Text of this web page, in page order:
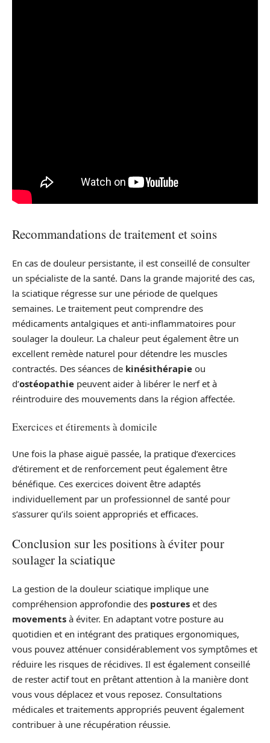
Recommandations de traitement et soins
En cas de douleur persistante, il est conseillé de consulter
un spécialiste de la santé. Dans la grande majorité des cas,
la sciatique régresse sur une période de quelques
semaines. Le traitement peut comprendre des
médicaments antalgiques et anti-inflammatoires pour
soulager la douleur. La chaleur peut également être un
excellent remède naturel pour détendre les muscles
contractés. Des séances de kinésithérapie ou
d’ostéopathie peuvent aider à libérer le nerf et à
réintroduire des mouvements dans la région affectée.
Exercices et étirements à domicile
Une fois la phase aiguë passée, la pratique d’exercices
d’étirement et de renforcement peut également être
bénéfique. Ces exercices doivent être adaptés
individuellement par un professionnel de santé pour
s’assurer qu’ils soient appropriés et efficaces.
Conclusion sur les positions à éviter pour
soulager la sciatique
La gestion de la douleur sciatique implique une
compréhension approfondie des postures et des
movements à éviter. En adaptant votre posture au
quotidien et en intégrant des pratiques ergonomiques,
vous pouvez atténuer considérablement vos symptômes et
réduire les risques de récidives. Il est également conseillé
de rester actif tout en prêtant attention à la manière dont
vous vous déplacez et vous reposez. Consultations
médicales et traitements appropriés peuvent également
contribuer à une récupération réussie.